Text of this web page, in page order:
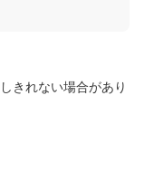
きれない場合があり